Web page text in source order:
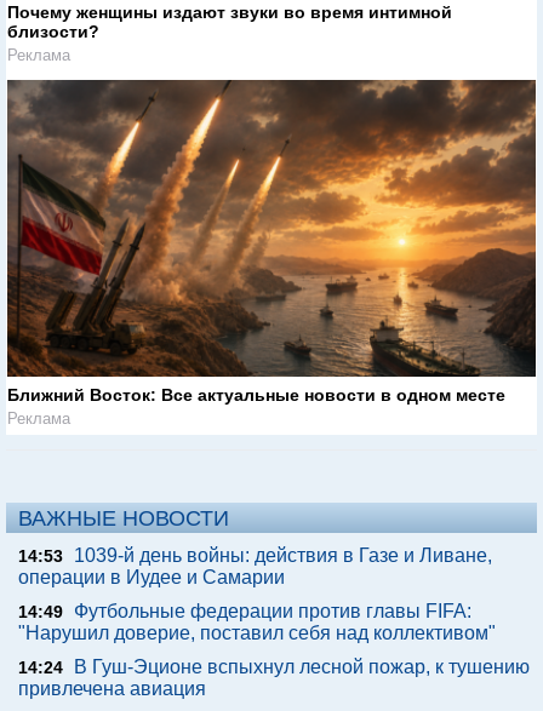
Почему женщины издают звуки во время интимной
близости?
Реклама
Ближний Восток: Все актуальные новости в одном месте
Реклама
ВАЖНЫЕ НОВОСТИ
14:53
1039-й день войны: действия в Газе и Ливане,
операции в Иудее и Самарии
14:49
Футбольные федерации против главы FIFA:
"Нарушил доверие, поставил себя над коллективом"
14:24
В Гуш-Эционе вспыхнул лесной пожар, к тушению
привлечена авиация